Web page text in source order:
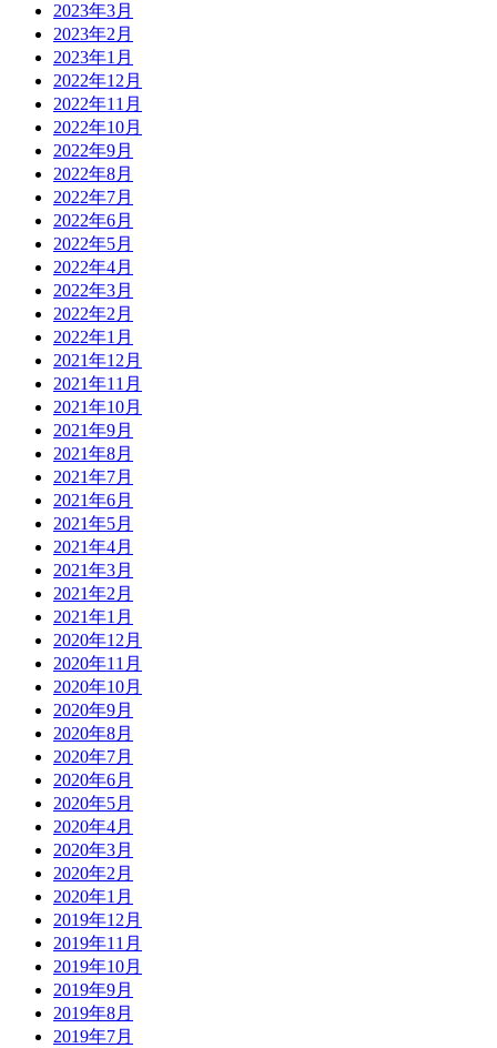
2023年3月
2023年2月
2023年1月
2022年12月
2022年11月
2022年10月
2022年9月
2022年8月
2022年7月
2022年6月
2022年5月
2022年4月
2022年3月
2022年2月
2022年1月
2021年12月
2021年11月
2021年10月
2021年9月
2021年8月
2021年7月
2021年6月
2021年5月
2021年4月
2021年3月
2021年2月
2021年1月
2020年12月
2020年11月
2020年10月
2020年9月
2020年8月
2020年7月
2020年6月
2020年5月
2020年4月
2020年3月
2020年2月
2020年1月
2019年12月
2019年11月
2019年10月
2019年9月
2019年8月
2019年7月